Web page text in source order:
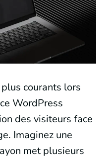
courants lors
WordPress
des visiteurs face
Imaginez une
met plusieurs